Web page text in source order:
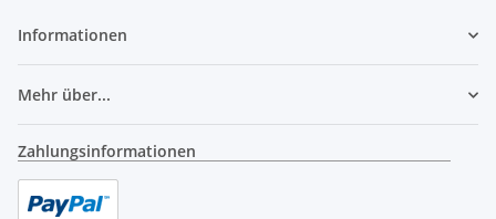
Informationen
Mehr über...
Zahlungsinformationen